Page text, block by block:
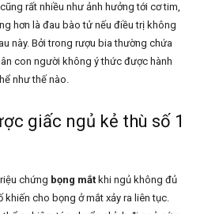
rất nhiều như ảnh hưởng tới cơ tim,
hơn là đau bào tử nếu điều trị không
này. Bởi trong rượu bia thường chứa
con người không ý thức được hành
như thế nào.
giấc ngủ kẻ thù số 1
chứng bọng mắt khi ngủ không đủ
cho bọng ở mắt xảy ra liên tục.